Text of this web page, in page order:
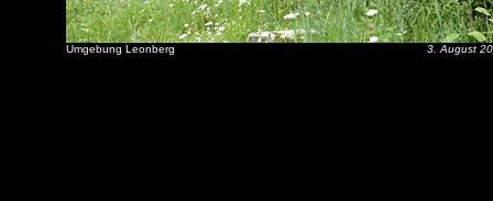
Umgebung Leonberg 3. August